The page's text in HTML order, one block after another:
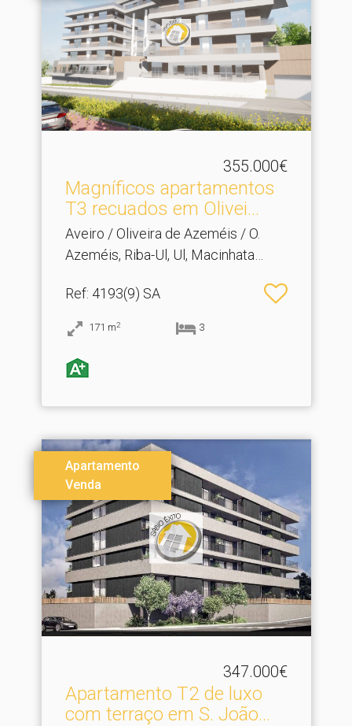
355.000€
Magníficos apartamentos
T3 recuados em Olivei.​..
Aveiro / Oliveira de Azeméis / O.
Azeméis, Riba-Ul, Ul, Macinhata
Ref: 4193(9) SA
171 m2 3
Apartamento
Venda
347.000€
Apartamento T2 de luxo
com terraço em S.​ João...